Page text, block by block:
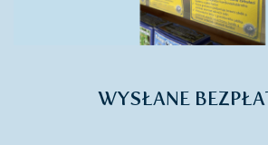
WYSŁANE